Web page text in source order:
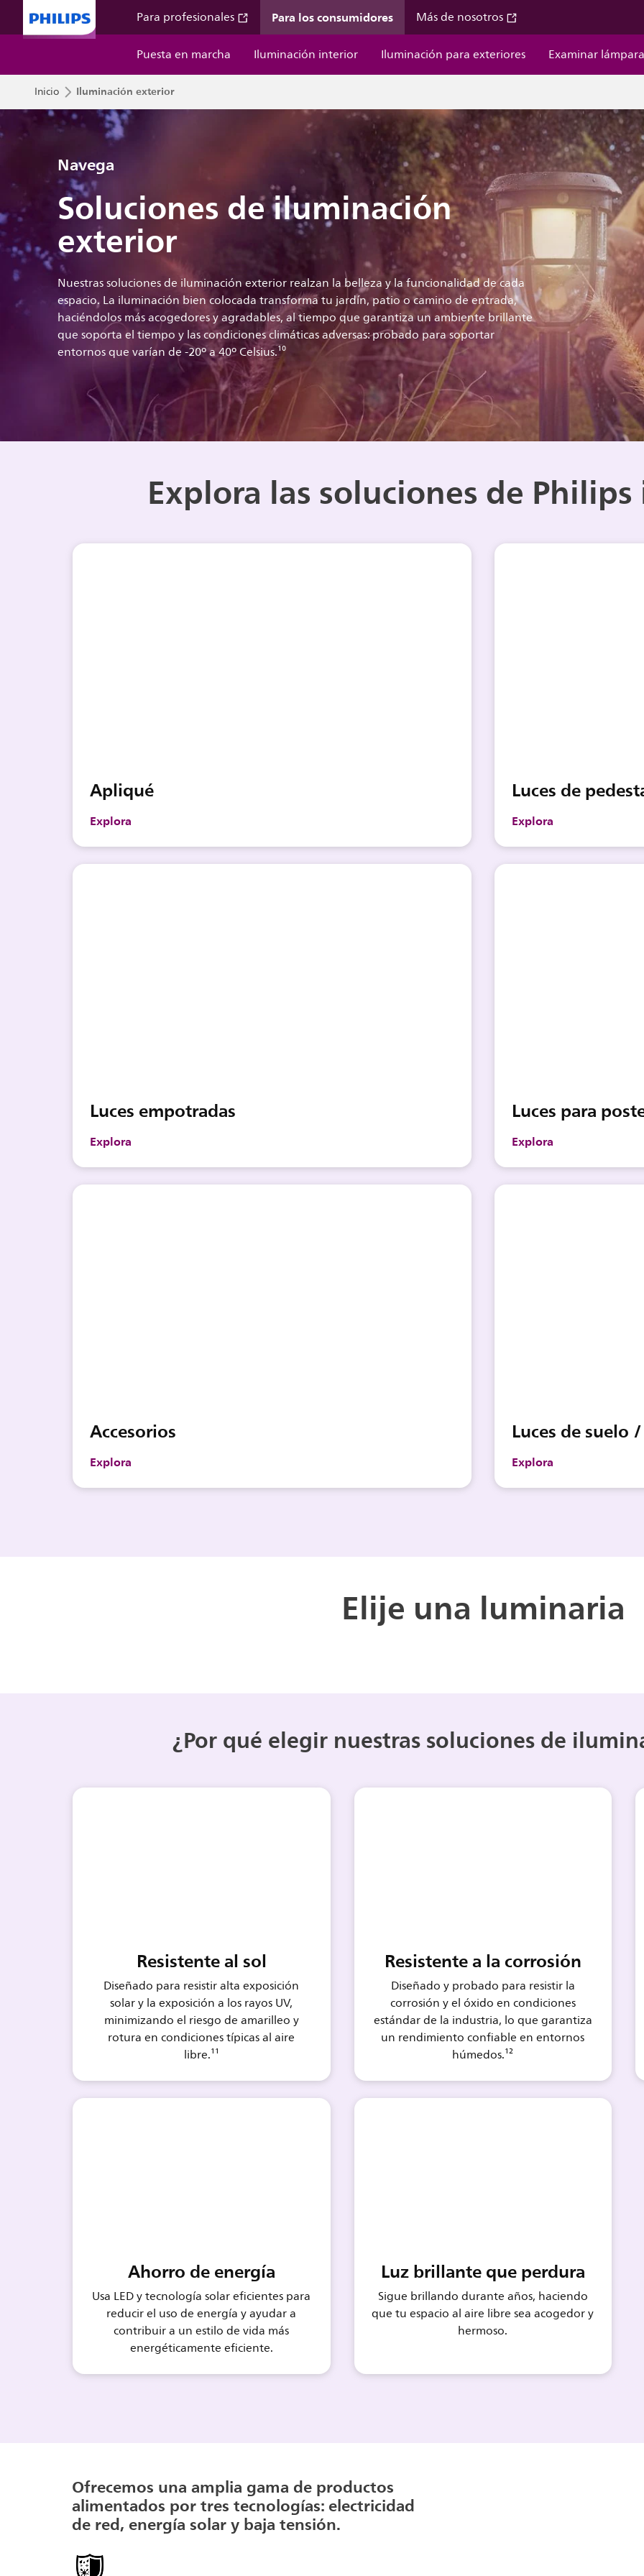
Para profesionales Para los consumidores
Más de nosotros
Puesta en marcha
Iluminación interior Iluminación para exteriores Examinar
Inicio Iluminación exterior
Navega
Soluciones de iluminación
exterior
Nuestras soluciones de iluminación exterior realzan la belleza y la funcionalidad de cada
espacio. La iluminación bien colocada transforma tu jardín, patio o camino de entrada,
haciéndolos más acogedores y agradables, al tiempo que garantiza un ambiente brillante
que soporta el tiempo y las condiciones climáticas adversas: probado para soportar
entornos que varían de -20º a 40º Celsius.¹⁰
Explora las soluciones de
Apliqué
Explora
Luces de
Explora
Luces empotradas
Explora
Luces para
Explora
Accesorios
Explora
Luces de suelo
Explora
Elije una luminaria
¿Por qué elegir nuestras soluciones de
Resistente al sol
Diseñado para resistir alta exposición
solar y la exposición a los rayos UV,
minimizando el riesgo de amarilleo y
rotura en condiciones típicas al aire
libre.¹¹
Resistente a la corrosión
Diseñado y probado para resistir la
corrosión y el óxido en condiciones
estándar de la industria, lo que garantiza
un rendimiento confiable en entornos
húmedos.¹²
Ahorro de energía
Usa LED y tecnología solar eficientes para
reducir el uso de energía y ayudar a
contribuir a un estilo de vida más
energéticamente eficiente.
Luz brillante que perdura
Sigue brillando durante años, haciendo
que tu espacio al aire libre sea acogedor y
hermoso.
Ofrecemos una amplia gama de productos
alimentados por tres tecnologías: electricidad
de red, energía solar y baja tensión.